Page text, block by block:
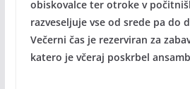
obiskovalce ter otroke v
razveseljuje vse od srede pa do
Večerni čas je rezerviran za
katero je včeraj poskrbel